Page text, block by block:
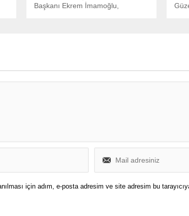
Başkanı Ekrem İmamoğlu,
için adım, e-posta adresim ve site adresim bu